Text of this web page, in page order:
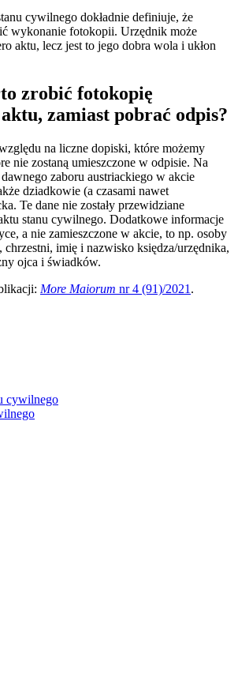
cywilnego dokładnie definiuje, że
wykonanie fotokopii. Urzędnik może
aktu, lecz jest to jego dobra wola i ukłon
zrobić fotokopię
zamiast pobrać odpis?
na liczne dopiski, które możemy
nie zostaną umieszczone w odpisie. Na
zaboru austriackiego w akcie
dziadkowie (a czasami nawet
Te dane nie zostały przewidziane
stanu cywilnego. Dodatkowe informacje
a nie zamieszczone w akcie, to np. osoby
chrzestni, imię i nazwisko księdza/urzędnika,
ojca i świadków.
More Maiorum nr 4 (91)/2021 .
cywilnego